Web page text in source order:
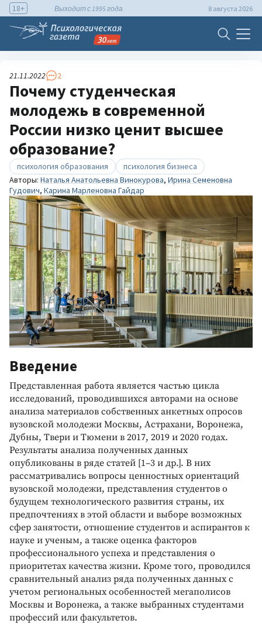
18+ Выходит с 1995 года 8 августа 2026
21.11.2022 2
Почему студенческая
молодежь в современной
России низко ценит высшее
образование?
психология образования
психология бизнеса
Авторы: Наталья Анатольевна Винокурова, Ирина Семеновна
Гудович, Карина Марленовна Гайдар
Введение
Представленная работа является частью цикла
исследований, проводившихся авторами на основе
анализа материалов собственных анкетных опросов
вузовской молодежи Москвы, Астрахани, Воронежа,
Дубны, Твери и Тюмени в 2017, 2019 и 2020 годах.
Результаты анализа полученных данных
опубликованы в ряде статей [1–3 и др.]. В них
рассматривались вопросы ценностных ориентаций
вузовской молодежи, представления студентов о
будущем технологического развития страны, их
предпочтениях в этой области и выборе возможных
сфер занятости, отношение студентов и аспирантов к
науке и ученым, а также оценка факторов
профессионального успеха и представления о
приоритетах качества жизни. Кроме того, проводился
сравнительный анализ ряда полученных данных с
учетом региональных особенностей мегаполисов
Москвы и Воронежа, а также выбранных студентами
профессий или факультетов.